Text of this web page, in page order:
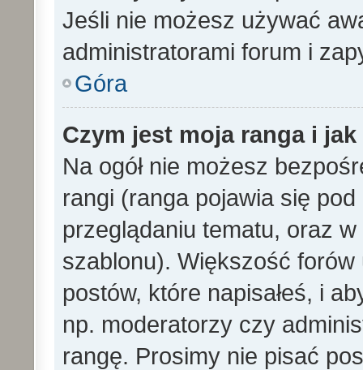
Jeśli nie możesz używać
administratorami forum i
Góra
Czym jest moja ranga i
Na ogół nie możesz
rangi (ranga pojawia się
przeglądaniu tematu, oraz
szablonu). Większość
postów, które napisałeś, i
np. moderatorzy czy
rangę. Prosimy nie pisać